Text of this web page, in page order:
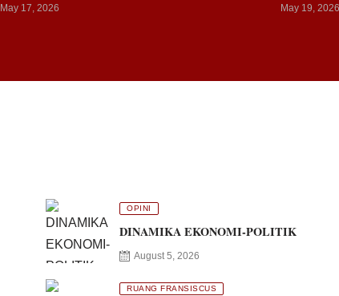
May 17, 2026 May 19,
OPINI
DINAMIKA EKONOMI-POLITIK
August 5, 2026
RUANG FRANSISCUS